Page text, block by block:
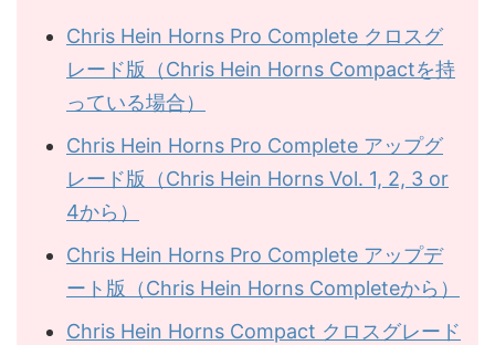
Chris Hein Horns Pro Complete クロスグ
レード版（Chris Hein Horns Compactを持
っている場合）
Chris Hein Horns Pro Complete アップグ
レード版（Chris Hein Horns Vol. 1, 2, 3 or
4から）
Chris Hein Horns Pro Complete アップデ
ート版（Chris Hein Horns Completeから）
Chris Hein Horns Compact クロスグレード